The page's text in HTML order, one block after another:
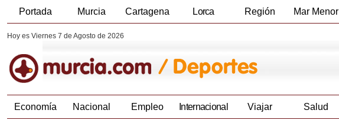
Portada Murcia Cartagena Lorca Región Mar Menor
Hoy es Viernes 7 de Agosto de 2026
Economía Nacional Empleo Internacional Viajar Salud